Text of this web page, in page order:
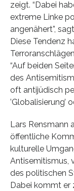
zeigt. “Dabei
extreme Linke
angenähert”,
Diese Tendenz
“Auf beiden
des
oft antijüdisch
’Globalisierung’
Lars Rensmann
öffentliche
kulturelle
Antisemitismus,
des politischen
Dabei kommt er